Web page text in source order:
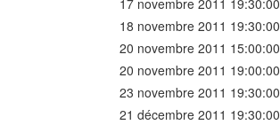
17 novembre 2011 19:30:00
18 novembre 2011 19:30:00
20 novembre 2011 15:00:00
20 novembre 2011 19:00:00
23 novembre 2011 19:30:00
21 décembre 2011 19:30:00